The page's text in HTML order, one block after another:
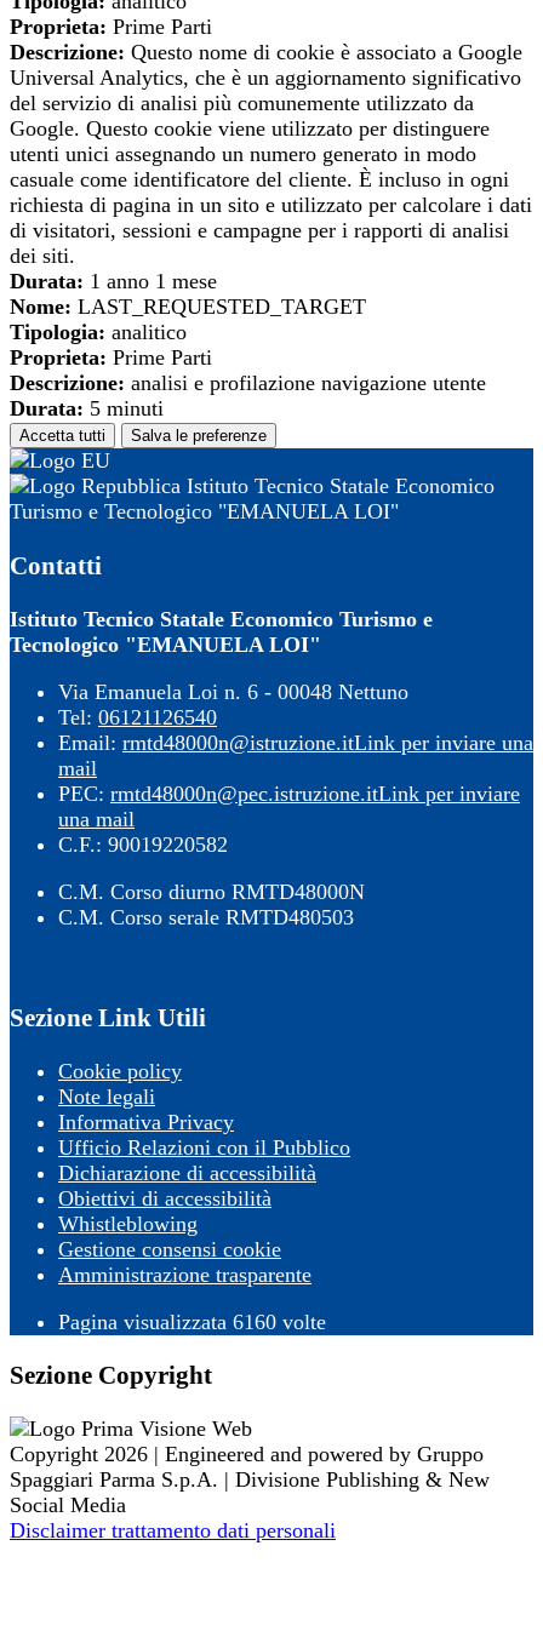
Proprieta: Prime Parti
Descrizione: Questo nome di cookie è associato a Google
Universal Analytics, che è un aggiornamento significativo
del servizio di analisi più comunemente utilizzato da
Google. Questo cookie viene utilizzato per distinguere
utenti unici assegnando un numero generato in modo
casuale come identificatore del cliente. È incluso in ogni
richiesta di pagina in un sito e utilizzato per calcolare i dati
di visitatori, sessioni e campagne per i rapporti di analisi
dei siti.
Durata: 1 anno 1 mese
Nome: LAST_REQUESTED_TARGET
Tipologia: analitico
Proprieta: Prime Parti
Descrizione: analisi e profilazione navigazione utente
Durata: 5 minuti
Accetta tutti Salva le preferenze
Istituto Tecnico Statale Economico
Turismo e Tecnologico "EMANUELA LOI"
Contatti
Istituto Tecnico Statale Economico Turismo e
Tecnologico "EMANUELA LOI"
Via Emanuela Loi n. 6 - 00048 Nettuno
Tel: 06121126540
Email: rmtd48000n@istruzione.itLink per inviare una
mail
PEC: rmtd48000n@pec.istruzione.itLink per inviare
una mail
C.F.: 90019220582
C.M. Corso diurno RMTD48000N
C.M. Corso serale RMTD480503
Sezione Link Utili
Cookie policy
Note legali
Informativa Privacy
Ufficio Relazioni con il Pubblico
Dichiarazione di accessibilità
Obiettivi di accessibilità
Whistleblowing
Gestione consensi cookie
Amministrazione trasparente
Pagina visualizzata 6160 volte
Sezione Copyright
Copyright 2026 | Engineered and powered by Gruppo
Spaggiari Parma S.p.A. | Divisione Publishing & New
Social Media
Disclaimer trattamento dati personali